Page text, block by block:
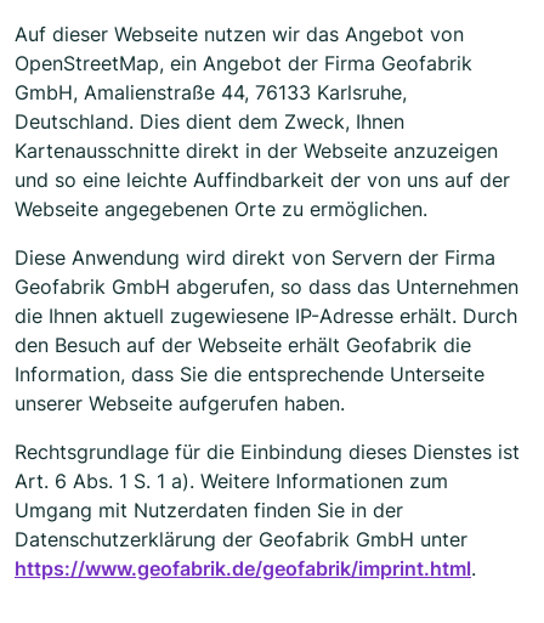
Auf dieser Webseite nutzen wir das Angebot von
OpenStreetMap, ein Angebot der Firma Geofabrik
GmbH, Amalienstraße 44, 76133 Karlsruhe,
Deutschland. Dies dient dem Zweck, Ihnen
Kartenausschnitte direkt in der Webseite anzuzeigen
und so eine leichte Auffindbarkeit der von uns auf der
Webseite angegebenen Orte zu ermöglichen.
Diese Anwendung wird direkt von Servern der Firma
Geofabrik GmbH abgerufen, so dass das Unternehmen
die Ihnen aktuell zugewiesene IP-Adresse erhält. Durch
den Besuch auf der Webseite erhält Geofabrik die
Information, dass Sie die entsprechende Unterseite
unserer Webseite aufgerufen haben.
Rechtsgrundlage für die Einbindung dieses Dienstes ist
Art. 6 Abs. 1 S. 1 a). Weitere Informationen zum
Umgang mit Nutzerdaten finden Sie in der
Datenschutzerklärung der Geofabrik GmbH unter
https://www.geofabrik.de/geofabrik/imprint.html.